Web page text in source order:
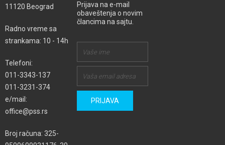
11120 Beograd
Radno vreme sa
strankama: 10 - 14h
Telefoni:
011-3343-137
011-3231-374
e/mail:
office@pss.rs
Broj računa: 325-
Prijava na e-mail
obaveštenja o novim
člancima na sajtu.